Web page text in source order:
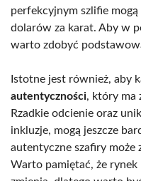
perfekcyjnym szlifie
dolarów za karat. Aby w
warto zdobyć
Istotne jest również, aby
autentyczności, który ma
Rzadkie odcienie oraz
inkluzje, mogą jeszcze
autentyczne szafiry może
Warto pamiętać, że rynek